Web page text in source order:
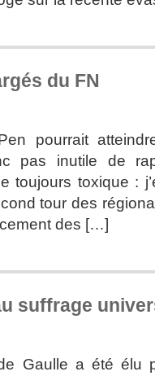
du FN
pourrait
pas inutile de
toujours toxique :
tour des
des […]
suffrage
Gaulle a été élu